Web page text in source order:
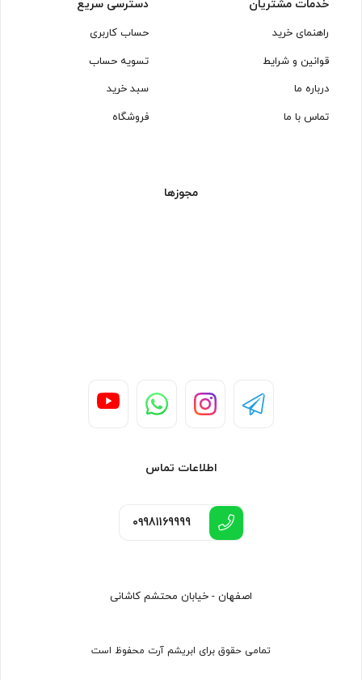
خدمات مشتریان
راهنمای خرید
قوانین و شرایط
درباره ما
تماس با ما
دسترسی سریع
حساب کاربری
تسویه حساب
سبد خرید
فروشگاه
مجوزها
اطلاعات تماس
۰۹981169999
اصفهان - خیابان محتشم کاشانی
تمامی حقوق برای ابریشم آرت محفوظ است